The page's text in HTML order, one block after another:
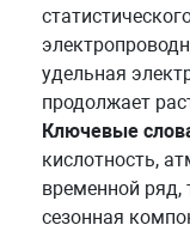
удельная
продолжает
Ключевые
кислотность,
временной ряд,
сезонная